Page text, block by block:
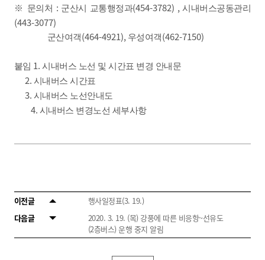
※ 문의처 : 군산시 교통행정과(454-3782) ,시내버스공동관리
(443-3077)
군산여객(464-4921), 우성여객(462-7150)
붙임 1.시내버스 노선 및 시간표 변경 안내문
2. 시내버스 시간표
3. 시내버스 노선안내도
4. 시내버스 변경노선 세부사항
이전글
행사일정표(3. 19.)
다음글
2020. 3. 19. (목) 강풍에 따른 비응항~선유도
(2층버스) 운행 중지 알림